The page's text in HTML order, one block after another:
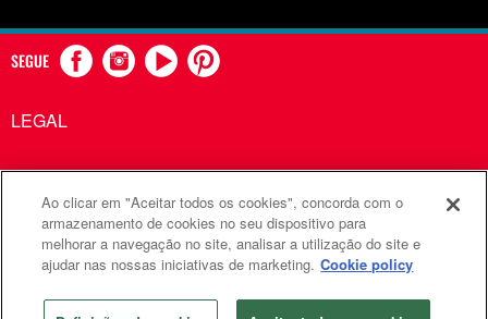
SEGUE
LEGAL
Comunicações Metodistas Unidas é uma agência da Igreja
Metodista Unida
©2026 Comunicações Metodistas Unidas. Todos os direitos
reservados
Ao clicar em "Aceitar todos os cookies", concorda com o
armazenamento de cookies no seu dispositivo para
melhorar a navegação no site, analisar a utilização do site e
ajudar nas nossas iniciativas de marketing. Cookie policy